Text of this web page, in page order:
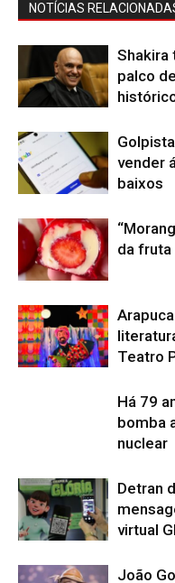
NOTÍCIAS
Shakira
palco
vender
baixos
da fruta
Teatro
Há 79
bomba
nuclear
Detran
virtual
João